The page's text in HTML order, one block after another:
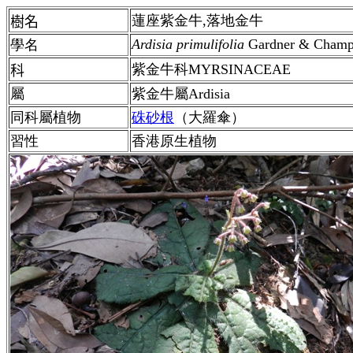
樹名
蓮座紫金牛,落地金牛
學名
Ardisia primulifolia Gardner &
科
紫金牛科MYRSINACEAE
屬
紫金牛屬Ardisia
同科屬植物
硃砂根 （大羅傘）
習性
香港原生植物